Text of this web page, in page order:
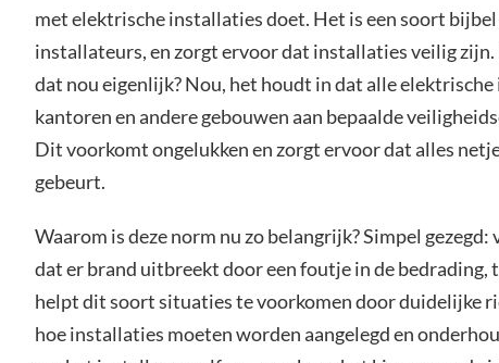
met elektrische installaties doet. Het is een soort
installateurs, en zorgt ervoor dat installaties veilig
dat nou eigenlijk? Nou, het houdt in dat alle
kantoren en andere gebouwen aan bepaalde
Dit voorkomt ongelukken en zorgt ervoor dat alles
gebeurt.
Waarom is deze norm nu zo belangrijk? Simpel
dat er brand uitbreekt door een foutje in de bedrading,
helpt dit soort situaties te voorkomen door duidelijke
hoe installaties moeten worden aangelegd en